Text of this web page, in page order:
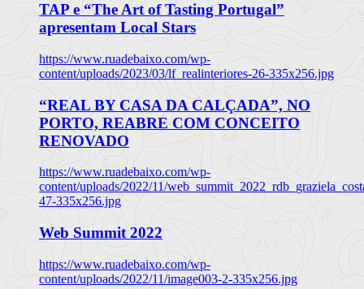
TAP e “The Art of Tasting Portugal”
apresentam Local Stars
https://www.ruadebaixo.com/wp-
content/uploads/2023/03/lf_realinteriores-26-335x256.jpg
“REAL BY CASA DA CALÇADA”, NO
PORTO, REABRE COM CONCEITO
RENOVADO
https://www.ruadebaixo.com/wp-
content/uploads/2022/11/
47-335x256.jpg
Web Summit 2022
https://www.ruadebaixo.com/wp-
content/uploads/2022/11/image003-2-335x256.jpg